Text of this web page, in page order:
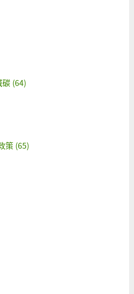
(64)
策 (65)